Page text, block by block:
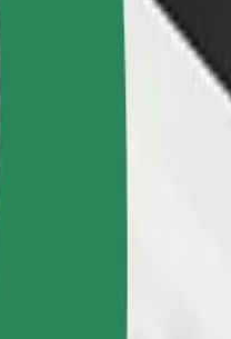
? Explorez nos